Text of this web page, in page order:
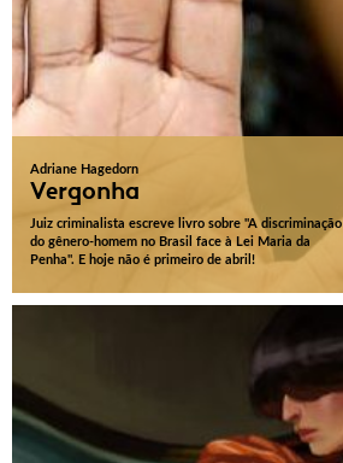
Adriane Hagedorn
Vergonha
Juiz criminalista escreve livro sobre "A discriminação
do gênero-homem no Brasil face à Lei Maria da
Penha". E hoje não é primeiro de abril!